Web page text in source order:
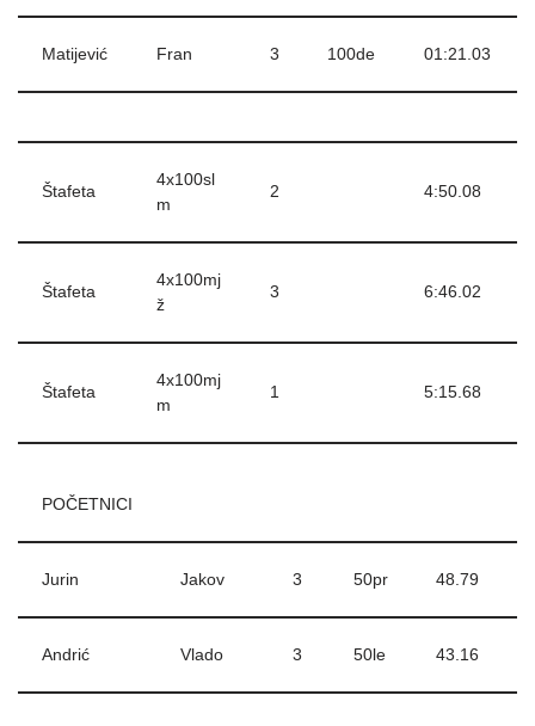
Matijević Fran 3 100de 01:21.03
Štafeta
4x100sl
m
2 4:50.08
Štafeta
4x100mj
ž
3 6:46.02
Štafeta
4x100mj
m
1 5:15.68
POČETNICI
Jurin Jakov 3 50pr 48.79
Andrić Vlado 3 50le 43.16